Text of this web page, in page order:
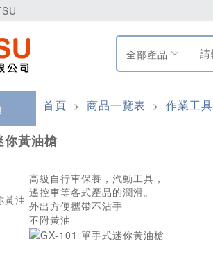
全部產品
首頁 > 商品一覽表 > 作業工具
黃油槍
高級自行車保養，汽動工具，
遙控車等各式產品的潤滑。
外出方便攜帶不沾手
不附黃油